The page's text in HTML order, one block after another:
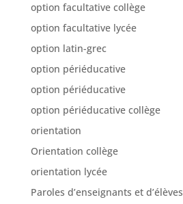
option facultative collège
option facultative lycée
option latin-grec
option périéducative
option périéducative
option périéducative collège
orientation
Orientation collège
orientation lycée
Paroles d’enseignants et d’élèves